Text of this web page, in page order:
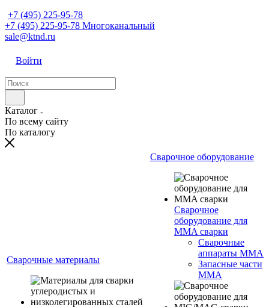
+7 (495) 225-95-78
+7 (495) 225-95-78 Многоканальный
sale@ktnd.ru
Войти
Каталог
По всему сайту
По каталогу
Сварочные материалы
Сварочное оборудование
Сварочное
оборудование для
MMA сварки
Сварочные
аппараты MMA
Запасные части
MMA